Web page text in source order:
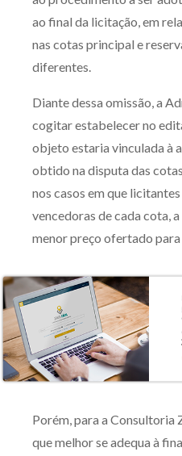
ao final da licitação, em
nas cotas principal e
diferentes.
Diante dessa omissão, a
cogitar estabelecer no
objeto estaria vinculada à
obtido na disputa das
nos casos em que
vencedoras de cada cota,
menor preço ofertado para
Porém, para a Consultoria
que melhor se adequa à